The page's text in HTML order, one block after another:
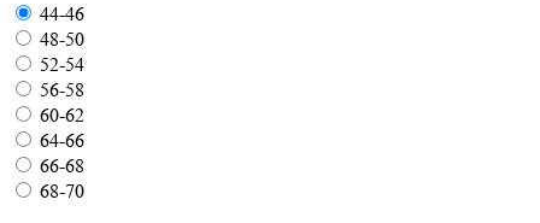
44-46
48-50
52-54
56-58
60-62
64-66
66-68
68-70